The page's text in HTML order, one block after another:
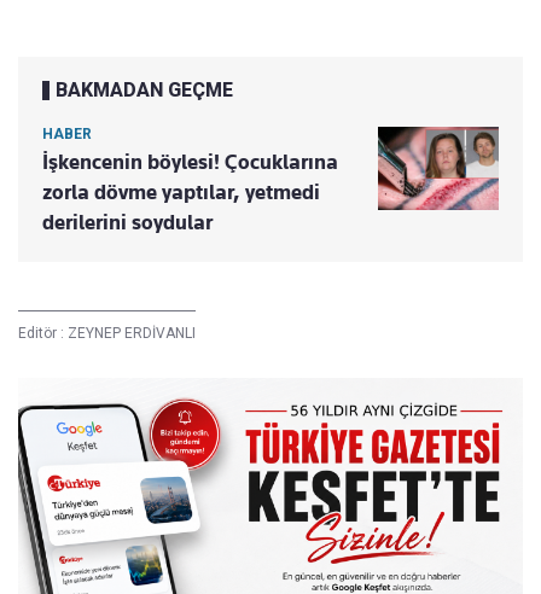
BAKMADAN GEÇME
HABER
İşkencenin böylesi! Çocuklarına
zorla dövme yaptılar, yetmedi
derilerini soydular
Editör : ZEYNEP ERDİVANLI